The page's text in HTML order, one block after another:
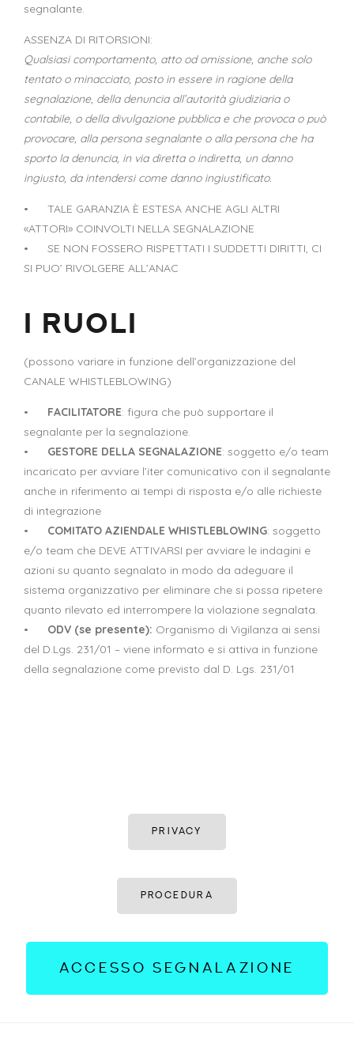
segnalante.
ASSENZA DI RITORSIONI:
Qualsiasi comportamento, atto od omissione, anche solo
tentato o minacciato, posto in essere in ragione della
segnalazione, della denuncia all’autorità giudiziaria o
contabile, o della divulgazione pubblica e che provoca o può
provocare, alla persona segnalante o alla persona che ha
sporto la denuncia, in via diretta o indiretta, un danno
ingiusto, da intendersi come danno ingiustificato.
• TALE GARANZIA È ESTESA ANCHE AGLI ALTRI
«ATTORI» COINVOLTI NELLA SEGNALAZIONE
• SE NON FOSSERO RISPETTATI I SUDDETTI DIRITTI, CI
SI PUO’ RIVOLGERE ALL’ANAC
I RUOLI
(possono variare in funzione dell’organizzazione del
CANALE WHISTLEBLOWING)
• FACILITATORE: figura che può supportare il
segnalante per la segnalazione.
• GESTORE DELLA SEGNALAZIONE: soggetto e/o team
incaricato per avviare l’iter comunicativo con il segnalante
anche in riferimento ai tempi di risposta e/o alle richieste
di integrazione
• COMITATO AZIENDALE WHISTLEBLOWING: soggetto
e/o team che DEVE ATTIVARSI per avviare le indagini e
azioni su quanto segnalato in modo da adeguare il
sistema organizzativo per eliminare che si possa ripetere
quanto rilevato ed interrompere la violazione segnalata.
• ODV (se presente): Organismo di Vigilanza ai sensi
del D.Lgs. 231/01 – viene informato e si attiva in funzione
della segnalazione come previsto dal D. Lgs. 231/01
PRIVACY
PROCEDURA
ACCESSO SEGNALAZIONE